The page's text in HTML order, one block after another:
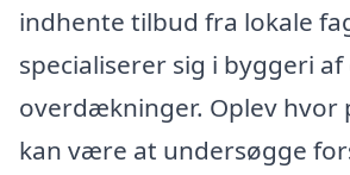
indhente tilbud fra lokale
specialiserer sig i byggeri
overdækninger. Oplev hvor
kan være at undersøgge